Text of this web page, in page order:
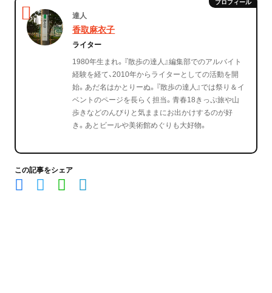
達人
香取麻衣子
ライター
1980年生まれ。『散歩の達人』編集部でのアルバイト
経験を経て、2010年からライターとしての活動を開
始。あだ名はかとりーぬ。『散歩の達人』では祭り＆イ
ベントのページを長らく担当。青春18きっぷ旅や山
歩きなどのんびりと気ままにお出かけするのが好
き。あとビールや美術館めぐりも大好物。
この記事をシェア